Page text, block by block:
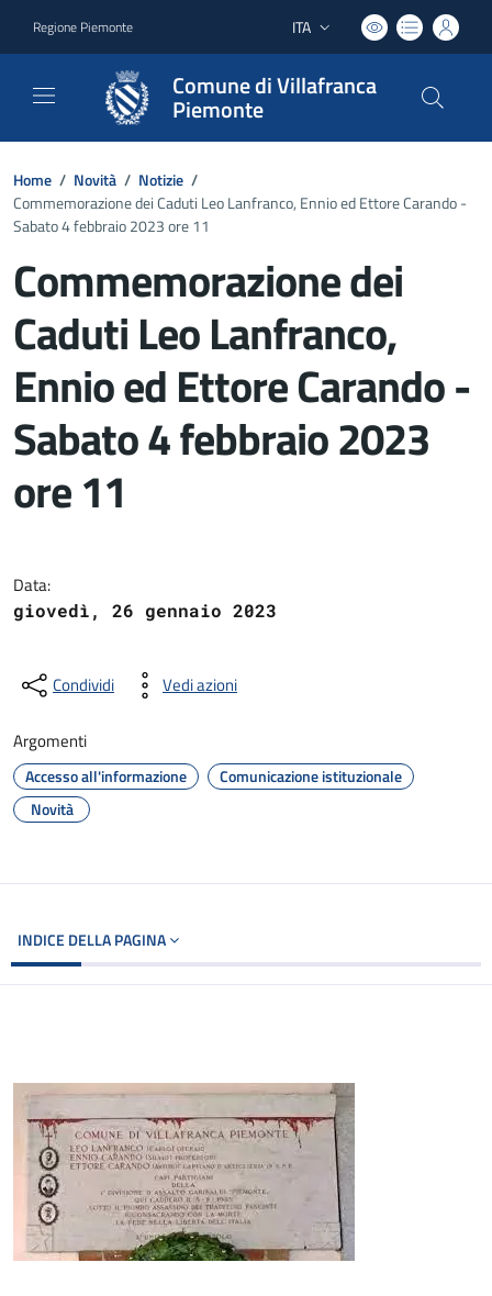
Regione Piemonte Lingua attiva:
ITA
Comune di Villafranca
Piemonte
Home / Novità / Notizie /
Commemorazione dei Caduti Leo Lanfranco, Ennio ed Ettore Carando -
Sabato 4 febbraio 2023 ore 11
Commemorazione dei
Caduti Leo Lanfranco,
Ennio ed Ettore Carando -
Sabato 4 febbraio 2023
ore 11
Data:
giovedì, 26 gennaio 2023
Condividi Vedi azioni
Argomenti
Accesso all'informazione
Comunicazione istituzionale
Novità
INDICE DELLA PAGINA